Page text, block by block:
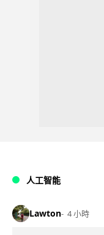
人工智能
Lawton 4 小時